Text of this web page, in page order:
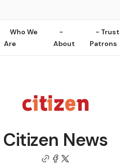
Who We
Are
-
About
-
Patrons
Citizen News